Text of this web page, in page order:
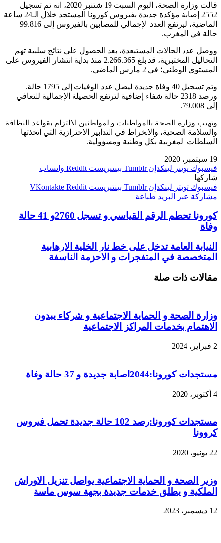
قالت وزارة الصحة، اليوم السبت 19 شتنبر 2020، انه تم تسجيل
2552 إصابة مؤكدة جديدة بفيروس كورونا المستجد خلال الـ24 ساعة
الماضية، ليرتفع العدد الإجمالي للمصابين بالفيروس إلى 99.816
حالة في المغرب.
ووصل عدد الحالات المستبعدة، بعد الحصول على نتائج سلبية تهم
التحاليل المختبرية، قد بلغ 2.266.365 منذ بداية انتشار الفيروس على
المستوى الوطني؛ في 2 مارس الماضي.
وتم تسجيل 40 وفاة جديدة ليصل عدد الوفيات إلى 1795 حالة.
ورصد 2318 حالة شفاء إضافية لترتفع الحصيلة الإجمالية للتعافي
إلى 79.008.
وتهيب وزارة الصحة بالمواطنات والمواطنين الالتزام بقواعد النظافة
والسلامة الصحية، والانخراط في التدابير الاحترازية التي اتخذتها
السلطات المغربية بكل وطنية ومسؤولية.
19 سبتمبر، 2020
فيسبوك تويتر لينكدإن بينتيريست
واتساب
شاركها
فيسبوك تويتر لينكدإن بينتيريست
مشاركة عبر البريد طباعة
كورونا تحطم الرقم القياسي و تسجل 2760و 41 حالة
وفاة
النيابة العامة تدخل على خط نار الخلية الارهابية
المتخصصة في المتفجرات و الاحزمة الناسفة
مقالات ذات صلة
وزارة الصحة و الحماية الاجتماعية و شركاء يبدون
الاهتمام بخدمات المراكز الاجتماعية
2 فبراير، 2024
مستجدات كورونا:2044اصابة جديدة و 37 حالة وفاة
4 أكتوبر، 2020
مستجدات كورونا:رصد 102 حالة جديدة تحمل فيروس
كروونا
22 يونيو، 2020
وزير الصحة و الحماية الاجتماعية يواصل تنزيل الاوراش
الملكية و يطلق خدمات جديدة بجهة سوس ماسة
12 ديسمبر، 2023